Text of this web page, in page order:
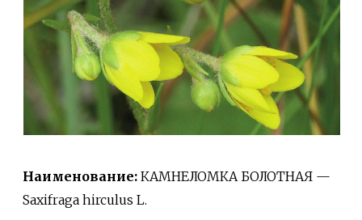
Наименование: КАМНЕЛОМКА БОЛОТНАЯ —
Saxifraga hirculus L.